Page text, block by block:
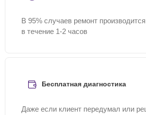
В 95% случаев ремонт
в течение 1-2 часов
Бесплатная диагностика
Даже если клиент передумал или